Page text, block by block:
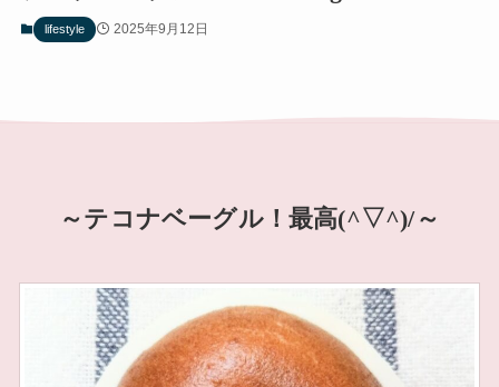
lifestyle 2025年9月12日
～テコナベーグル！最高(^▽^)/～